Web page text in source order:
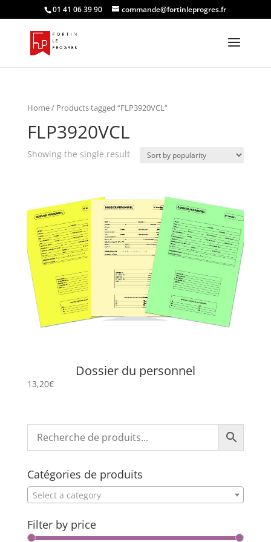
01 41 06 39 90 commande@fortinleprogres.fr
Home/ Products tagged “FLP3920VCL”
FLP3920VCL
Showing the single result
Dossier du personnel
13,20€
Catégories de produits
Select a category
Filter by price